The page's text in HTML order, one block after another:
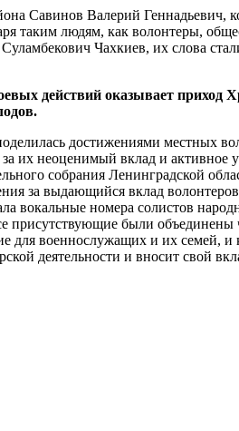
Савинов Валерий Геннадьевич,
таким людям, как волонтеры,
Чахкиев, их слова
действий оказывает
достижениями местных
их неоценимый вклад и активное
собрания Ленинградской
за выдающийся вклад
номера солистов
были объединены
для военнослужащих и их семей,
деятельности и вносит свой